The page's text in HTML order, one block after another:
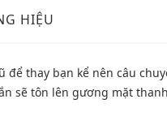
HIỆU
thay bạn kể nên câu
sẽ tôn lên gương mặt